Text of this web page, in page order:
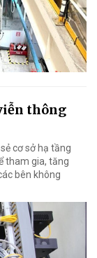
thông
cơ sở hạ tầng
tham gia, tăng
bên không